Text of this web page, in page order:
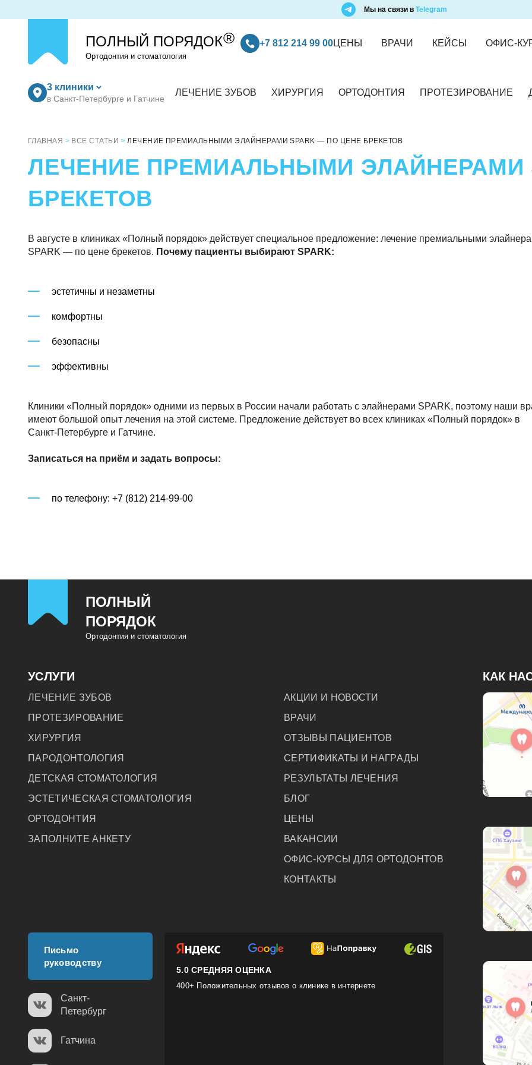
Мы на связи в Telegram
ПОЛНЫЙ ПОРЯДОК®
Ортодонтия и стоматология
+7 812 214 99 00ЦЕНЫ ВРАЧИ КЕЙСЫ ОФИС-
3 клиники
в Санкт-Петербурге и Гатчине
ЛЕЧЕНИЕ ЗУБОВ ХИРУРГИЯ ОРТОДОНТИЯ ПРОТЕЗИРОВАНИЕ
ГЛАВНАЯ ВСЕ СТАТЬИ ЛЕЧЕНИЕ ПРЕМИАЛЬНЫМИ ЭЛАЙНЕРАМИ SPARK — ПО ЦЕНЕ БРЕКЕТОВ
ЛЕЧЕНИЕ ПРЕМИАЛЬНЫМИ ЭЛАЙНЕРАМИ
БРЕКЕТОВ
В августе в клиниках «Полный порядок» действует специальное предложение: лечение премиальными
SPARK — по цене брекетов. Почему пациенты выбирают SPARK:
эстетичны и незаметны
комфортны
безопасны
эффективны
Клиники «Полный порядок» одними из первых в России начали работать с элайнерами SPARK, поэтому наши
имеют большой опыт лечения на этой системе. Предложение действует во всех клиниках «Полный порядок» в
Санкт-Петербурге и Гатчине.
Записаться на приём и задать вопросы:
по телефону: +7 (812) 214-99-00
ПОЛНЫЙ
ПОРЯДОК
Ортодонтия и стоматология
УСЛУГИ
ЛЕЧЕНИЕ ЗУБОВ
ПРОТЕЗИРОВАНИЕ
ХИРУРГИЯ
ПАРОДОНТОЛОГИЯ
ДЕТСКАЯ СТОМАТОЛОГИЯ
ЭСТЕТИЧЕСКАЯ СТОМАТОЛОГИЯ
ОРТОДОНТИЯ
ЗАПОЛНИТЕ АНКЕТУ
АКЦИИ И НОВОСТИ
ВРАЧИ
ОТЗЫВЫ ПАЦИЕНТОВ
СЕРТИФИКАТЫ И НАГРАДЫ
РЕЗУЛЬТАТЫ ЛЕЧЕНИЯ
БЛОГ
ЦЕНЫ
ВАКАНСИИ
ОФИС-КУРСЫ ДЛЯ ОРТОДОНТОВ
КОНТАКТЫ
Письмо
руководству
Санкт-
Петербург
Гатчина
5.0 СРЕДНЯЯ ОЦЕНКА
400+ Положительных отзывов о клинике в интернете
КАК